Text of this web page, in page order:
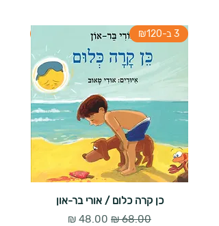
3 ב-₪120
כן קרה כלום / אורי בר-און
מחיר רגיל מחיר מבצע